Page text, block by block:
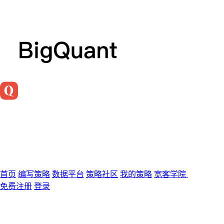
首页 编写策略 数据平台 策略社区 我的策略 宽客学院
免费注册 登录